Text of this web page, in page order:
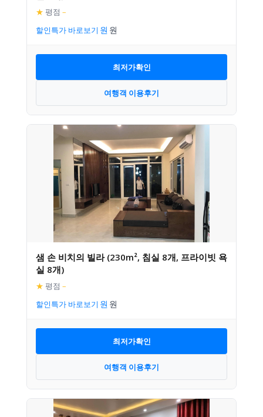
★ 평점 –
할인특가 바로보기
최저가확인
여행객 이용후기
샘 손 비치의 빌라 (230m², 침실 8개, 프라이빗 욕
실 8개)
★ 평점 –
할인특가 바로보기
최저가확인
여행객 이용후기